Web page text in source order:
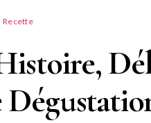
Recette